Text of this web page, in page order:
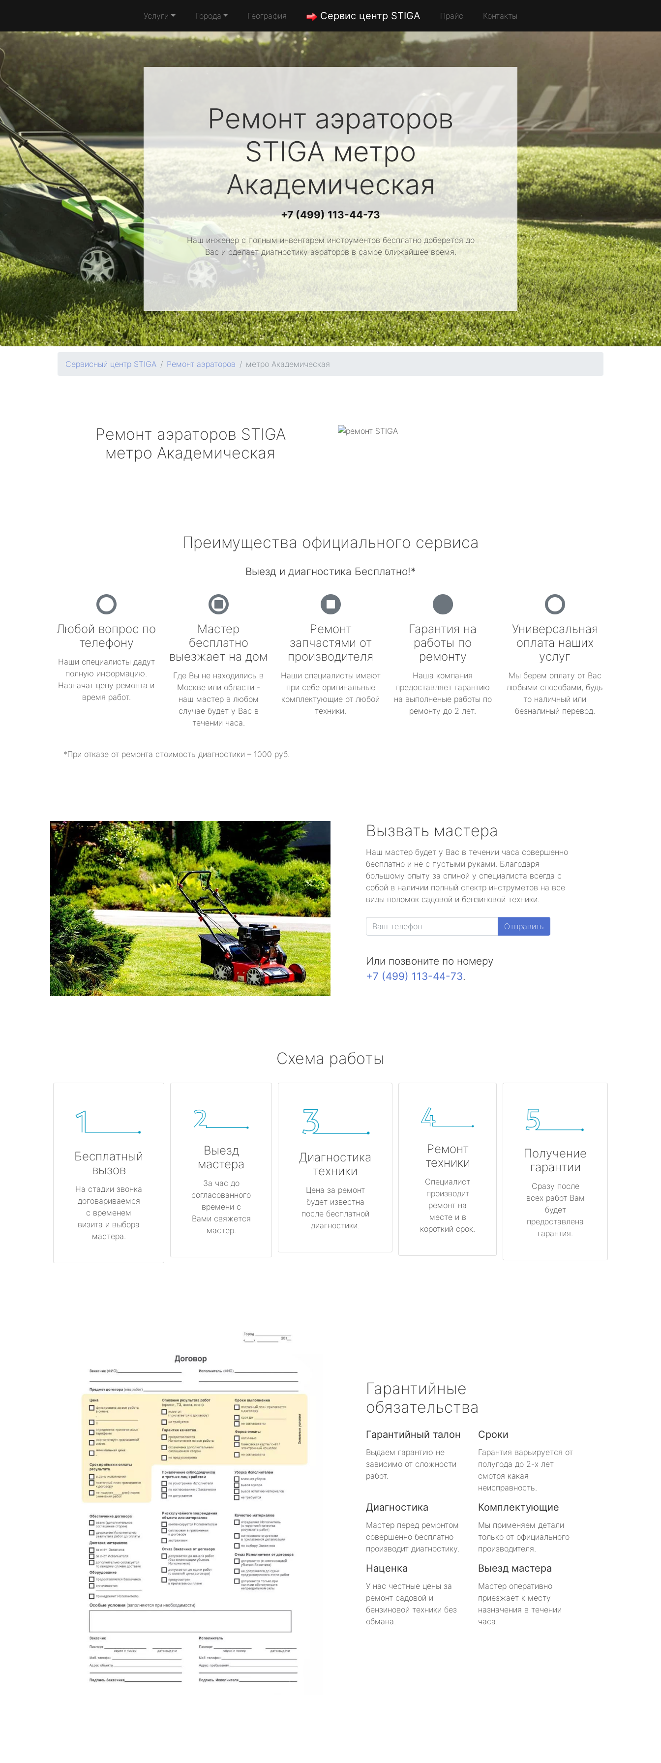
Услуги Города География Сервис центр STIGA Прайс Контакты
Ремонт аэраторов
STIGAметро
Академическая
+7 (499) 113-44-73
Наш инженер с полным инвентарем инструментов бесплатно доберется до
Вас и сделает диагностику аэраторов в самое ближайшее время.
Сервисный центр STIGA Ремонт аэраторов метро Академическая
Ремонт аэраторов STIGA
метро Академическая
Преимущества официального сервиса
Выезд и диагностика Бесплатно!*
Любой вопрос по
телефону
Наши специалисты дадут
полную информацию.
Назначат цену ремонта и
время работ.
Мастер
бесплатно
выезжает на дом
Где Вы не находились в
Москве или области -
наш мастер в любом
случае будет у Вас в
течении часа.
Ремонт
запчастями от
производителя
Наши специалисты имеют
при себе оригинальные
комплектующие от любой
техники.
Гарантия на
работы по
ремонту
Наша компания
предоставляет гарантию
на выполненые работы по
ремонту до 2 лет.
Универсальная
оплата наших
услуг
Мы берем оплату от Вас
любыми способами, будь
то наличный или
безналиный перевод.
*При отказе от ремонта стоимость диагностики – 1000 руб.
Вызвать мастера
Наш мастер будет у Вас в течении часа совершенно
бесплатно и не с пустыми руками. Благодаря
большому опыту за спиной у специалиста всегда с
собой в наличии полный спектр инструметов на все
виды поломок садовой и бензиновой техники.
Отправить
Или позвоните по номеру
+7 (499) 113-44-73.
Схема работы
Бесплатный
вызов
На стадии звонка
договариваемся
с временем
визита и выбора
мастера.
Выезд
мастера
За час до
согласованного
времени с
Вами свяжется
мастер.
Диагностика
техники
Цена за ремонт
будет известна
после бесплатной
диагностики.
Ремонт
техники
Специалист
производит
ремонт на
месте и в
короткий срок.
Получение
гарантии
Сразу после
всех работ Вам
будет
предоставлена
гарантия.
Гарантийные
обязательства
Гарантийный талон
Выдаем гарантию не
зависимо от сложности
работ.
Сроки
Гарантия варьируется от
полугода до 2-х лет
смотря какая
неисправность.
Диагностика
Мастер перед ремонтом
совершенно бесплатно
производит диагностику.
Комплектующие
Мы применяем детали
только от официального
производителя.
Наценка
У нас честные цены за
ремонт садовой и
бензиновой техники без
обмана.
Выезд мастера
Мастер оперативно
приезжает к месту
назначения в течении
часа.